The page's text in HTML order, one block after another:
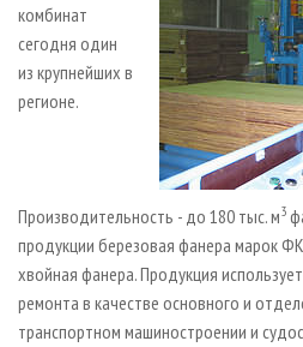
комбинат
сегодня один
из крупнейших в
регионе.
Производительность - до 180 тыс. м3
продукции березовая фанера марок
хвойная фанера. Продукция
ремонта в качестве основного и
транспортном машиностроении и